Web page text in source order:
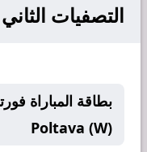
التصفيات
Poltava (W)